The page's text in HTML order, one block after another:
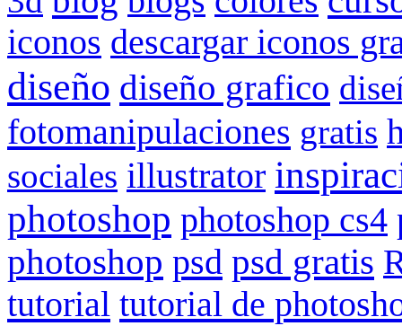
iconos descargar iconos
diseño diseño grafico
fotomanipulaciones gratis
sociales illustrator
photoshop photoshop cs4
photoshop psd psd gratis
tutorial tutorial de